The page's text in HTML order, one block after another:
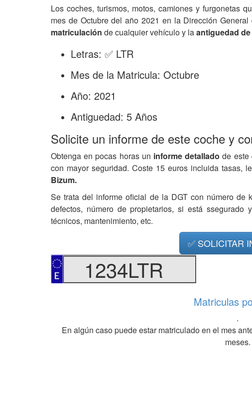
Los coches, turismos, motos, camiones y furgonetas
mes de Octubre del año 2021 en la Dirección
matriculación de cualquier vehículo y laantiguedad
Letras: ✅ LTR
Mes de la Matricula: Octubre
Año: 2021
Antiguedad: 5 Años
Solicite un informe de este coche y
Obtenga en pocas horas un informe detalladode este
con mayor seguridad. Coste 15 euros incluida tasas, le
Bizum.
Se trata del informe oficial de la DGT con número de
defectos, número de propietarios, si está
técnicos, mantenimiento, etc.
✅ SOLICITAR
1234LTR
Matriculas
.
En algún caso puede estar matriculado en el mes
meses.